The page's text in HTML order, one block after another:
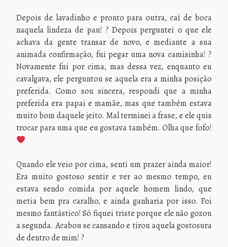
Depois de lavadinho e pronto para outra, caí de boca
naquela lindeza de pau! ? Depois perguntei o que ele
achava da gente transar de novo, e mediante a sua
animada confirmação, fui pegar uma nova camisinha! ?
Novamente fui por cima, mas dessa vez, enquanto eu
cavalgava, ele perguntou se aquela era a minha posição
preferida. Como sou sincera, respondi que a minha
preferida era papai e mamãe, mas que também estava
muito bom daquele jeito. Mal terminei a frase, e ele quis
trocar para uma que eu gostava também. Olha que fofo!
Quando ele veio por cima, senti um prazer ainda maior!
Era muito gostoso sentir e ver ao mesmo tempo, eu
estava sendo comida por aquele homem lindo, que
metia bem pra caralho, e ainda ganharia por isso. Foi
mesmo fantástico! Só fiquei triste porque ele não gozou
a segunda. Acabou se cansando e tirou aquela gostosura
de dentro de mim! ?